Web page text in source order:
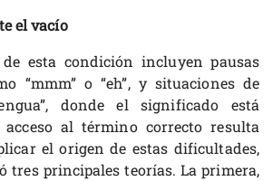
el vacío
esta condición incluyen pausas
“mmm” o “eh”, y situaciones de
donde el significado está
acceso al término correcto resulta
el origen de estas dificultades,
tres principales teorías. La primera,